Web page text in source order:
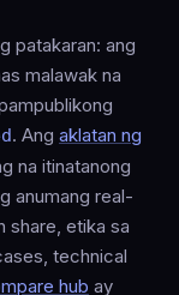
patakaran: ang
malawak na
. Ang aklatan ng
na itinatanong
anumang real-
share, etika sa
technical
hub ay